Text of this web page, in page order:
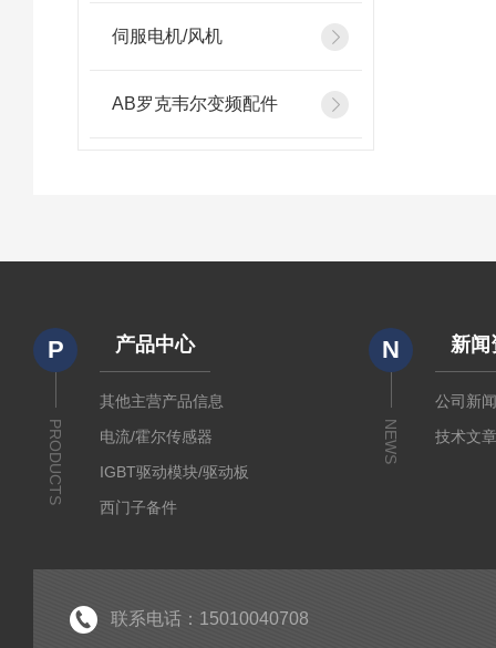
伺服电机/风机
AB罗克韦尔变频配件
P
PRODUCTS
产品中心
其他主营产品信息
电流/霍尔传感器
IGBT驱动模块/驱动板
西门子备件
PIM集成功率模块
N
NEWS
新闻
公司新
技术文
联系电话：15010040708